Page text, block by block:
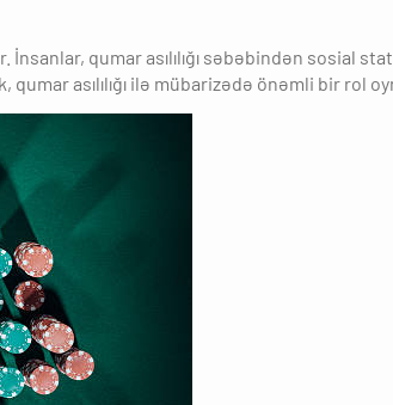
qumar asılılığı səbəbindən sosial
asılılığı ilə mübarizədə önəmli bir rol